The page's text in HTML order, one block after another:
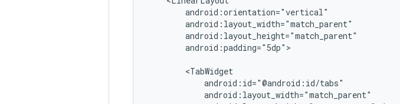
android:padding="5dp">